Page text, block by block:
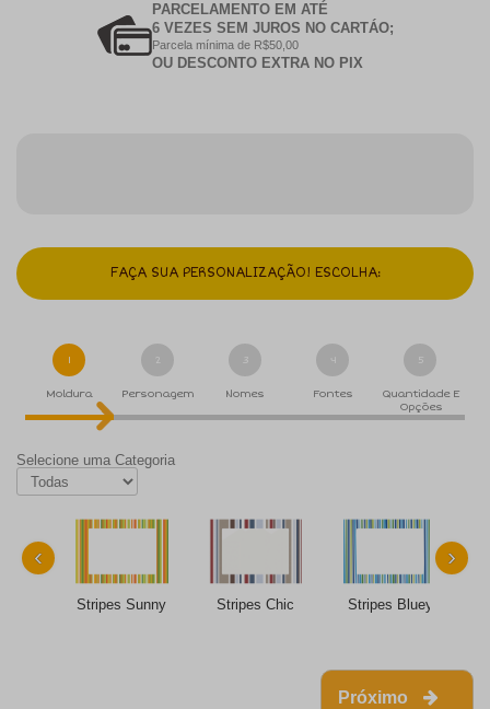
PARCELAMENTO EM ATÉ
6 VEZES SEM JUROS NO CARTÁO;
Parcela mínima de R$50,00
OU DESCONTO EXTRA NO PIX
FAÇA SUA PERSONALIZAÇÃO! ESCOLHA:
1
Moldura
2
Personagem
3
Nomes
4
Fontes
5
Quantidade E
Opções
Selecione uma Categoria
Stripes Sunny Stripes Chic Stripes Bluey
‹ ›
Próximo